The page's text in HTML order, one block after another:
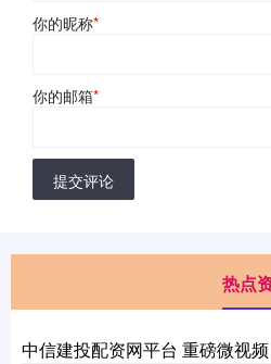
你的昵称*
你的邮箱*
提交评论
热点
中信建投配资网平台 重磅微视